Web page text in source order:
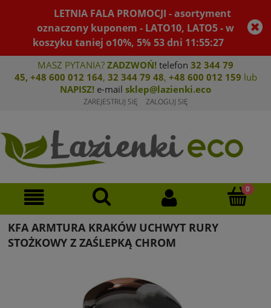
LETNIA FALA PROMOCJI - asortyment
oznaczony kuponem - LATO10, LATO5 - w
koszyku taniej o10%, 5% 53dni 11:55:27
MASZ PYTANIA? ZADZWOŃ! telefon 32 344 79
45, +48 600 012 164, 32 344 79 48, +48 600 012 159 lub
NAPISZ! e-mail sklep@lazienki.eco
ZAREJESTRUJ SIĘ ZALOGUJ SIĘ
KFA ARMTURA KRAKÓW UCHWYT RURY
STOŻKOWY Z ZAŚLEPKĄ CHROM